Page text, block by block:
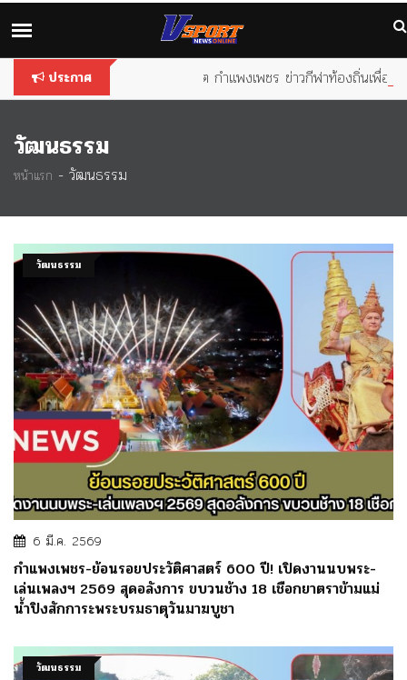
outdatedbrowser. Please
browser
to improve your experience.
ประกาศ วีสปอร์ต กำแพงเพชร ข่าวกีฬาท้องถิ่นเพื่อคนกำแพง
วัฒนธรรม
หน้าแรก - วัฒนธรรม
วัฒนธรรม
6 มี.ค. 2569
กำแพงเพชร-ย้อนรอยประวัติศาสตร์ 600 ปี! เปิดงานนบพระ-
เล่นเพลงฯ 2569 สุดอลังการ ขบวนช้าง 18 เชือกยาตราข้ามแม่
น้ำปิงสักการะพระบรมธาตุวันมาฆบูชา
วัฒนธรรม